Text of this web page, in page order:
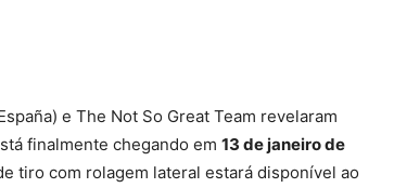
e The Not So Great Team revelaram
finalmente chegando em 13 de janeiro de
tiro com rolagem lateral estará disponível ao